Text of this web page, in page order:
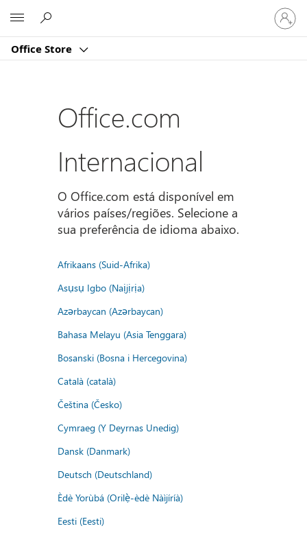
Office Store
Iniciar
sessão
na
Office.com
Internacional
O Office.com está disponível em
vários países/regiões. Selecione a
sua preferência de idioma abaixo.
Afrikaans (Suid-Afrika)
Asụsụ Igbo (Naịjịrịa)
Azərbaycan (Azərbaycan)
Bahasa Melayu (Asia Tenggara)
Bosanski (Bosna i Hercegovina)
Català (català)
Čeština (Česko)
Cymraeg (Y Deyrnas Unedig)
Dansk (Danmark)
Deutsch (Deutschland)
Èdè Yorùbá (Orilẹ̀-èdè Nàìjíríà)
Eesti (Eesti)